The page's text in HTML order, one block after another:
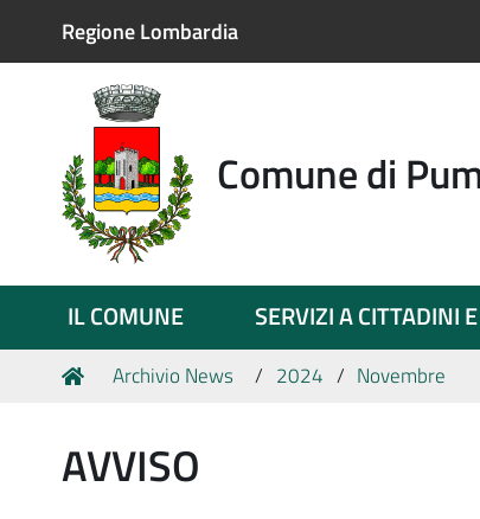
Regione Lombardia
Comune di
IL COMUNE SERVIZI A CITTADINI
Tu
Home
Archivio News 2024 Novembre
AVVISO